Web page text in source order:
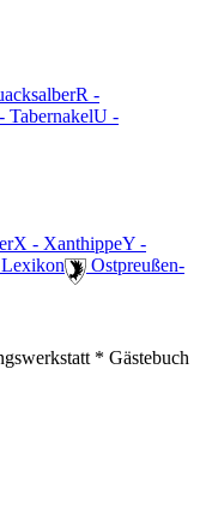
R -
TabernakelU -
X - XanthippeY -
Lexikon
️ Ostpreußen-
* Gästebuch